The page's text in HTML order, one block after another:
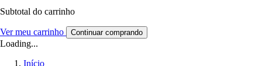
Subtotal do carrinho
Ver meu carrinho Continuar comprando
Loading...
Início